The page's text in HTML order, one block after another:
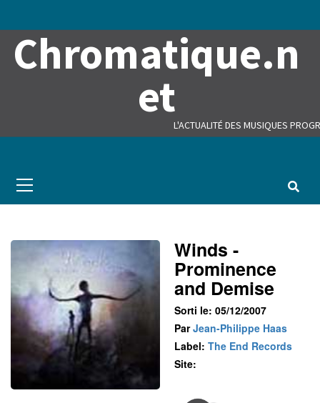
Chromatique.n
et
L'ACTUALITÉ DES MUSIQUES
Menu
Winds -
Prominence
and Demise
Sorti le: 05/12/2007
ParJean-Philippe Haas
Label: The End Records
Site: